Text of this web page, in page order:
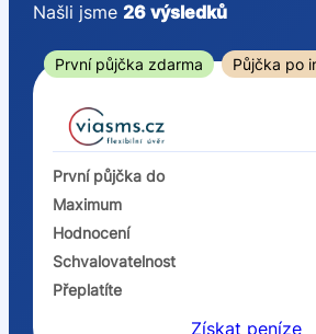
Od
První půjčka zdarma
–
ano
Ve zkušebce
Našli jsme26 výsledků
První půjčka zdarma Půjčka po
První půjčka do
Maximum
Hodnocení
Schvalovatelnost
Přeplatíte
Získat peníze